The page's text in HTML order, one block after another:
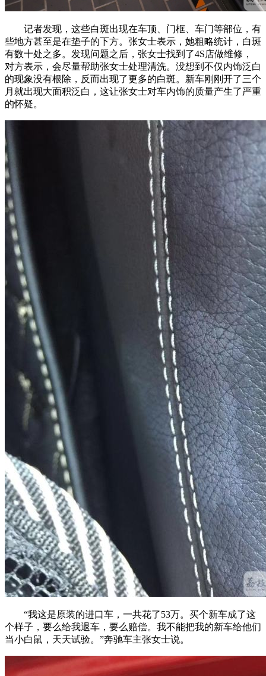
记者发现，这些白斑出现在车顶、门框、车门等部位，有
些地方甚至是在垫子的下方。张女士表示，她粗略统计，白斑
有数十处之多。发现问题之后，张女士找到了4S店做维修，
对方表示，会尽量帮助张女士处理清洗。没想到不仅内饰泛白
的现象没有根除，反而出现了更多的白斑。新车刚刚开了三个
月就出现大面积泛白，这让张女士对车内饰的质量产生了严重
的怀疑。
“我这是原装的进口车，一共花了53万。买个新车成了这
个样子，要么给我退车，要么赔偿。我不能把我的新车给他们
当小白鼠，天天试验。”奔驰车主张女士说。